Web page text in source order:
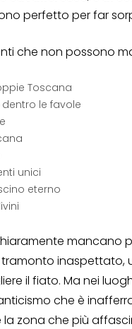
perfetto per far
che non possono
Toscana
le favole
unici
eterno
mancano
inaspettato,
il fiato. Ma nei
che è
zona che più